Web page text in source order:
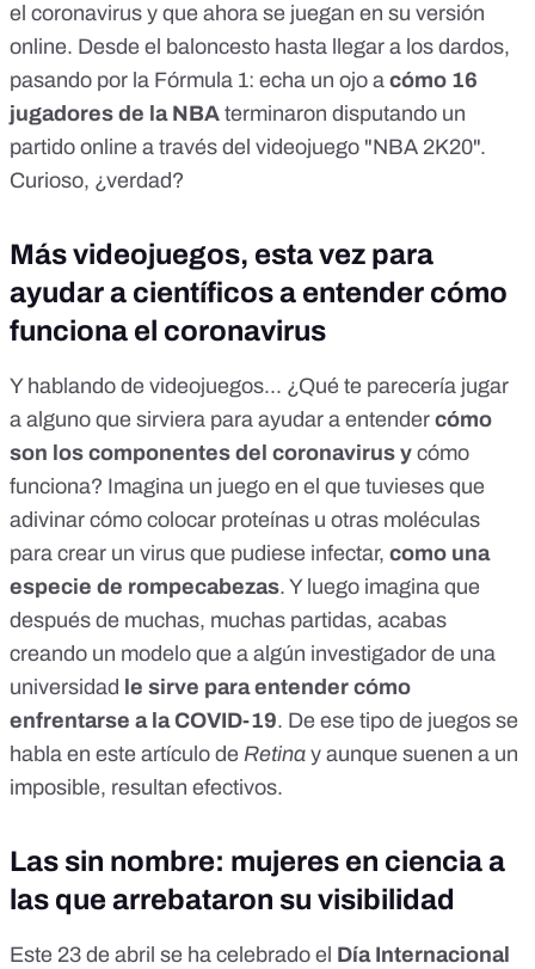
el coronavirus y que ahora se juegan en su versión
online. Desde el baloncesto hasta llegar a los dardos,
pasando por la Fórmula 1: echa un ojo a cómo 16
jugadores de la NBA terminaron disputando un
partido online a través del videojuego "NBA 2K20".
Curioso, ¿verdad?
Más videojuegos, esta vez para
ayudar a científicos a entender cómo
funciona el coronavirus
Y hablando de videojuegos... ¿Qué te parecería jugar
a alguno que sirviera para ayudar a entender cómo
son los componentes del coronavirus y cómo
funciona? Imagina un juego en el que tuvieses que
adivinar cómo colocar proteínas u otras moléculas
para crear un virus que pudiese infectar, como una
especie de rompecabezas. Y luego imagina que
después de muchas, muchas partidas, acabas
creando un modelo que a algún investigador de una
universidad le sirve para entender cómo
enfrentarse a la COVID-19. De ese tipo de juegos se
habla en este artículo de Retina y aunque suenen a un
imposible, resultan efectivos.
Las sin nombre: mujeres en ciencia a
las que arrebataron su visibilidad
Este 23 de abril se ha celebrado el Día Internacional